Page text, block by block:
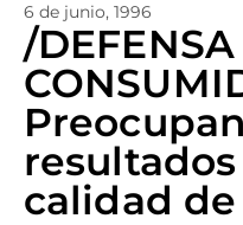
6 de junio, 1996
/
calidad